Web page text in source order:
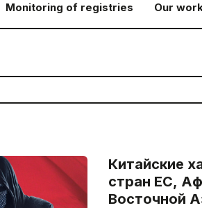
Monitoring of registries Our
Китайские
стран ЕС,
Восточной